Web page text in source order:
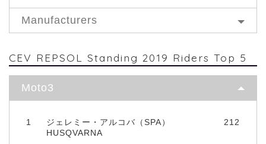
Manufacturers
CEV REPSOL Standing 2019 Riders Top 5
Moto3
1
ジェレミー・アルコバ（SPA）
HUSQVARNA
212